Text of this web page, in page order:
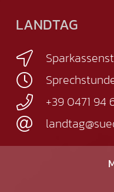
LANDTAG
+39 0471 94